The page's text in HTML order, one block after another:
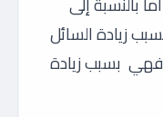
15٪ تكون بسبب زيادة السائل
٪ الباقية فهي بسبب زيادة